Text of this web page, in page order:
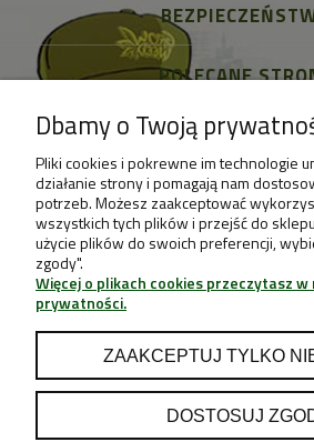
POLECANE
Dbamy o Twoją
Pliki cookies i pokrewne im technologie
działanie strony i pomagają nam
potrzeb. Możesz zaakceptować
wszystkich tych plików i przejść do
użycie plików do swoich preferencji,
zgody".
Więcej o plikach cookies przeczytasz w
prywatności.
ZAAKCEPTUJ TYLKO
DOSTOSUJ